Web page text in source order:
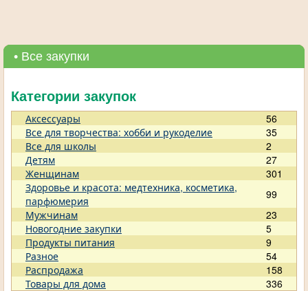
• Все закупки
Категории закупок
Аксессуары
56
Все для творчества: хобби и рукоделие
35
Все для школы
2
Детям
27
Женщинам
301
Здоровье и красота: медтехника, косметика,
парфюмерия
99
Мужчинам
23
Новогодние закупки
5
Продукты питания
9
Разное
54
Распродажа
158
Товары для дома
336